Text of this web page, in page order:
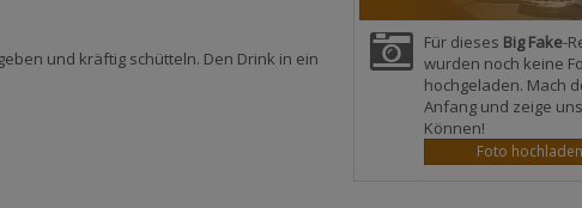
Für dieses Big Fake-
wurden noch keine
hochgeladen. Mach
Anfang und zeige
Können!
Foto hochladen
und kräftig schütteln. Den Drink in ein